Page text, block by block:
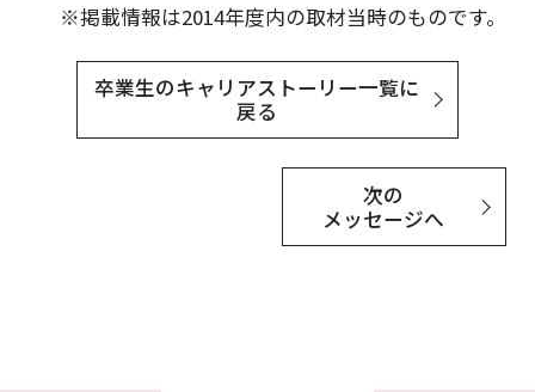
※掲載情報は2014年度内の取材当時のものです。
卒業生のキャリアストーリー一覧に
戻る
次の
メッセージへ